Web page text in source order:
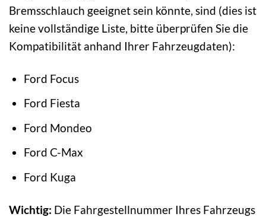
Bremsschlauch geeignet sein könnte, sind (dies ist
keine vollständige Liste, bitte überprüfen Sie die
Kompatibilität anhand Ihrer Fahrzeugdaten):
Ford Focus
Ford Fiesta
Ford Mondeo
Ford C-Max
Ford Kuga
Wichtig: Die Fahrgestellnummer Ihres Fahrzeugs